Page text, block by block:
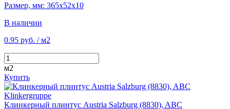
Размер, мм: 365x52х10
В наличии
0.95 руб. / м2
м2
Купить
Клинкерный плинтус Austria Salzburg (8830), ABC